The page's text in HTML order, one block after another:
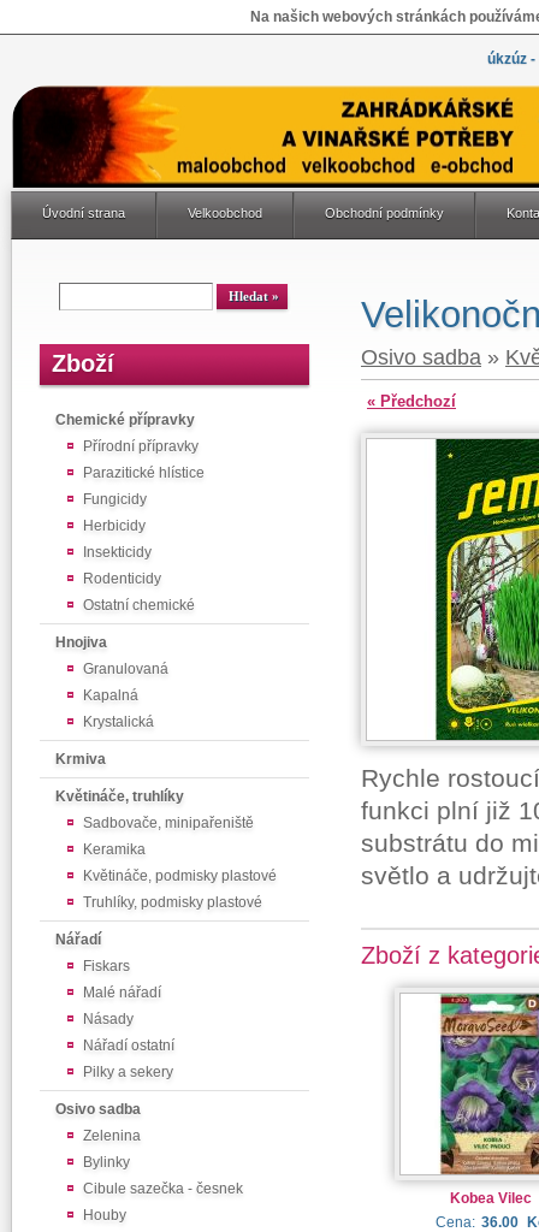
Na našich webových stránkách
úkzúz
Úvodní strana Velkoobchod Obchodní podmínky
Zboží
Chemické přípravky
Přírodní přípravky
Parazitické hlístice
Fungicidy
Herbicidy
Insekticidy
Rodenticidy
Ostatní chemické
Hnojiva
Granulovaná
Kapalná
Krystalická
Krmiva
Květináče, truhlíky
Sadbovače, minipařeniště
Keramika
Květináče, podmisky plastové
Truhlíky, podmisky plastové
Nářadí
Fiskars
Malé nářadí
Násady
Nářadí ostatní
Pilky a sekery
Osivo sadba
Zelenina
Bylinky
Cibule sazečka - česnek
Houby
Osivo sadba »
« Předchozí
Rychle
funkci plní již
substrátu do
světlo a
Zboží z
Kobea Vilec
Cena: 36.00